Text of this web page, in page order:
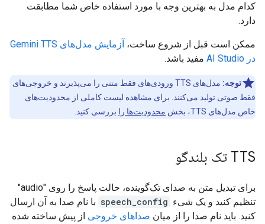
کدام مدل به بهترین وجه با مورد استفاده خاص شما مطابقت
دارد.
ممکن است قبل از شروع ساخت،
آزمایش مدل‌های Gemini TTS
در AI Studio
مفید باشد.
توجه:
مدل‌های TTS ورودی‌های فقط متنی را می‌پذیرند و خروجی‌های
فقط صوتی تولید می‌کنند. برای مشاهده لیست کاملی از محدودیت‌های
خاص مدل‌های TTS، بخش
محدودیت‌ها را بررسی کنید.
TTS تک بلندگو
برای تبدیل متن به صدای تک‌گوینده، حالت پاسخ را روی "audio"
تنظیم کنید و یک شیء speech_config با نام صدا به آن ارسال
کنید. باید نام صدا را از میان صداهای خروجی از پیش ساخته شده